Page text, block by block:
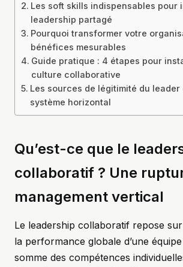
Les soft skills indispensables pour
leadership partagé
Pourquoi transformer votre
bénéfices mesurables
Guide pratique : 4 étapes pour
culture collaborative
Les sources de légitimité du leader
système horizontal
Qu’est-ce que le
collaboratif ? Une
management vertical
Le leadership collaboratif repose
la performance globale d’une
somme des compétences